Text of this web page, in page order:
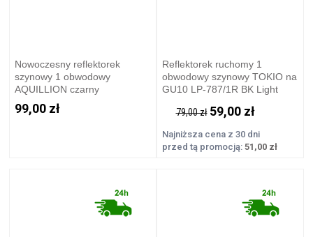
Nowoczesny reflektorek
szynowy 1 obwodowy
AQUILLION czarny
zintegrowany LED LP-220/1R
BK Light Prestige
99,00 zł
Reflektorek ruchomy 1
obwodowy szynowy TOKIO na
GU10 LP-787/1R BK Light
79,00 zł 59,00 zł
Najniższa cena z 30 dni
przed tą promocją: 51,00 zł